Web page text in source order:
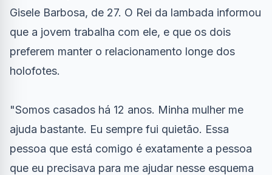
Gisele Barbosa, de 27. O Rei da lambada informou
que a jovem trabalha com ele, e que os dois
preferem manter o relacionamento longe dos
holofotes.
"Somos casados há 12 anos. Minha mulher me
ajuda bastante. Eu sempre fui quietão. Essa
pessoa que está comigo é exatamente a pessoa
que eu precisava para me ajudar nesse esquema